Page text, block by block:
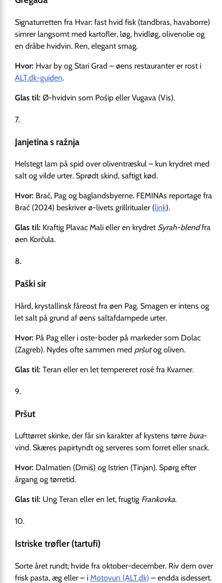
Signaturretten fra Hvar: fast hvid fisk (tandbras, havaborre)
simrer langsomt med kartofler, løg, hvidløg, olivenolie og
en dråbe hvidvin. Ren, elegant smag.
Hvor: Hvar by og Stari Grad – øens restauranter er rost i
ALT.dk-guiden.
Glas til: Ø-hvidvin som Pošip eller Vugava (Vis).
Janjetina s ražnja
Helstegt lam på spid over oliventræskul – kun krydret med
salt og vilde urter. Sprødt skind, saftigt kød.
Hvor: Brač, Pag og baglandsbyerne. FEMINAs reportage fra
Brač (2024) beskriver ø-livets grillritualer (link).
Glas til: Kraftig Plavac Mali eller en krydret Syrah-blendfra
øen Korčula.
Paški sir
Hård, krystallinsk fåreost fra øen Pag. Smagen er intens og
let salt på grund af øens saltafdampede urter.
Hvor: På Pag eller i oste-boder på markeder som Dolac
(Zagreb). Nydes ofte sammen med pršutog oliven.
Glas til: Teran eller en let tempereret rosé fra Kvarner.
Pršut
Lufttørret skinke, der får sin karakter af kystens tørre bura-
vind. Skæres papirtyndt og serveres som forret eller snack.
Hvor: Dalmatien (Drniš) og Istrien (Tinjan). Spørg efter
årgang og tørretid.
Glas til: Ung Teran eller en let, frugtig Frankovka.
Istriske trøfler (tartufi)
Sorte året rundt; hvide fra oktober-december. Riv dem over
frisk pasta, æg eller – i Motovun (ALT.dk) – endda isdessert.